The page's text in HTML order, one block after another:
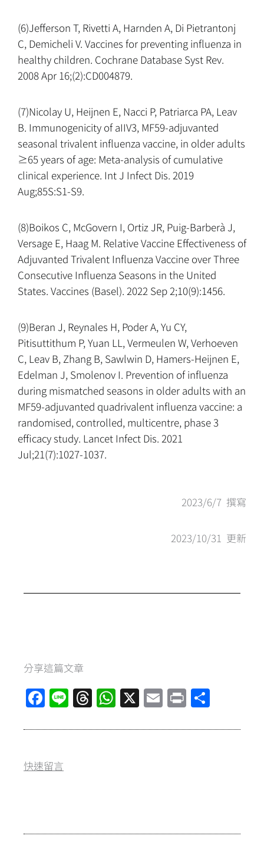
(6)Jefferson T, Rivetti A, Harnden A, Di Pietrantonj
C, Demicheli V. Vaccines for preventing influenza in
healthy children. Cochrane Database Syst Rev.
2008 Apr 16;(2):CD004879.
(7)Nicolay U, Heijnen E, Nacci P, Patriarca PA, Leav
B. Immunogenicity of aIIV3, MF59-adjuvanted
seasonal trivalent influenza vaccine, in older adults
≥65 years of age: Meta-analysis of cumulative
clinical experience. Int J Infect Dis. 2019
Aug;85S:S1-S9.
(8)Boikos C, McGovern I, Ortiz JR, Puig-Barberà J,
Versage E, Haag M. Relative Vaccine Effectiveness of
Adjuvanted Trivalent Influenza Vaccine over Three
Consecutive Influenza Seasons in the United
States. Vaccines (Basel). 2022 Sep 2;10(9):1456.
(9)Beran J, Reynales H, Poder A, Yu CY,
Pitisuttithum P, Yuan LL, Vermeulen W, Verhoeven
C, Leav B, Zhang B, Sawlwin D, Hamers-Heijnen E,
Edelman J, Smolenov I. Prevention of influenza
during mismatched seasons in older adults with an
MF59-adjuvanted quadrivalent influenza vaccine: a
randomised, controlled, multicentre, phase 3
efficacy study. Lancet Infect Dis. 2021
Jul;21(7):1027-1037.
2023/6/7 撰寫
2023/10/31 更新
分享這篇文章
F
a
ce
b
o
Li
n
e
T
hr
e
W
h
at
X E
m
ai
Pr
in
t
快速留言